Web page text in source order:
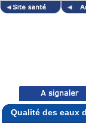
Qualité des eaux